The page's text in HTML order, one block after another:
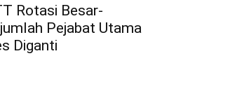
Rotasi Besar-
Pejabat Utama
Diganti